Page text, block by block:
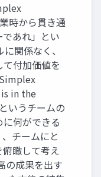
時から貫き通
であれ」とい
関係なく、
付加価値を
in the
いうチームの
何ができる
チームにと
瞰して考え
の成果を出す